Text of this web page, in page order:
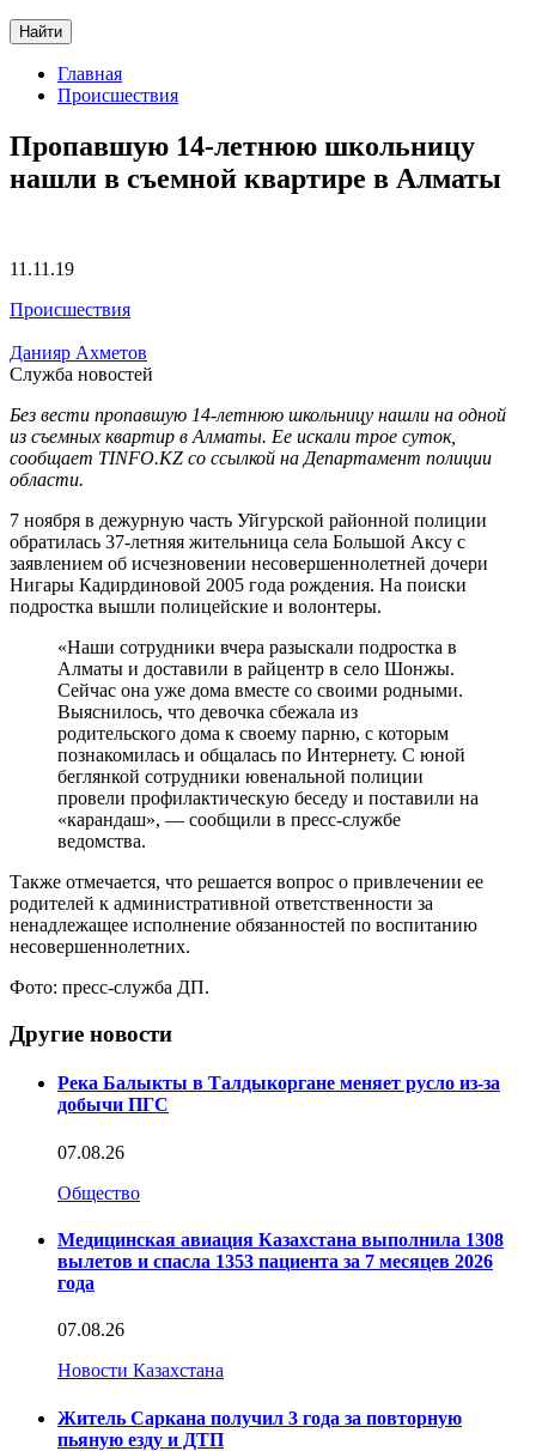
Найти
Главная
Происшествия
Пропавшую 14-летнюю школьницу
нашли в съемной квартире в Алматы
11.11.19
Происшествия
Данияр Ахметов
Служба новостей
Без вести пропавшую 14-летнюю школьницу нашли на одной
из съемных квартир в Алматы. Ее искали трое суток,
сообщает TINFO.KZ со ссылкой на Департамент полиции
области.
7 ноября в дежурную часть Уйгурской районной полиции
обратилась 37-летняя жительница села Большой Аксу с
заявлением об исчезновении несовершеннолетней дочери
Нигары Кадирдиновой 2005 года рождения. На поиски
подростка вышли полицейские и волонтеры.
«Наши сотрудники вчера разыскали подростка в
Алматы и доставили в райцентр в село Шонжы.
Сейчас она уже дома вместе со своими родными.
Выяснилось, что девочка сбежала из
родительского дома к своему парню, с которым
познакомилась и общалась по Интернету. С юной
беглянкой сотрудники ювенальной полиции
провели профилактическую беседу и поставили на
«карандаш», — сообщили в пресс-службе
ведомства.
Также отмечается, что решается вопрос о привлечении ее
родителей к административной ответственности за
ненадлежащее исполнение обязанностей по воспитанию
несовершеннолетних.
Фото: пресс-служба ДП.
Другие новости
Река Балыкты в Талдыкоргане меняет русло из-за
добычи ПГС
07.08.26
Общество
Медицинская авиация Казахстана выполнила 1308
вылетов и спасла 1353 пациента за 7 месяцев 2026
года
07.08.26
Новости Казахстана
Житель Саркана получил 3 года за повторную
пьяную езду и ДТП